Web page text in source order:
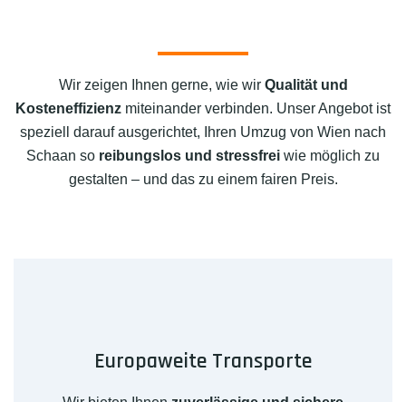
Wir zeigen Ihnen gerne, wie wir Qualität und
Kosteneffizienz miteinander verbinden. Unser Angebot ist
speziell darauf ausgerichtet, Ihren Umzug von Wien nach
Schaan so reibungslos und stressfrei wie möglich zu
gestalten – und das zu einem fairen Preis.
Europaweite Transporte